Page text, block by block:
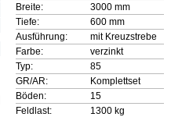
Breite:
3000 mm
Tiefe:
600 mm
Ausführung:
mit Kreuzstrebe
Farbe:
verzinkt
Typ:
85
GR/AR:
Komplettset
Böden:
15
Feldlast:
1300 kg